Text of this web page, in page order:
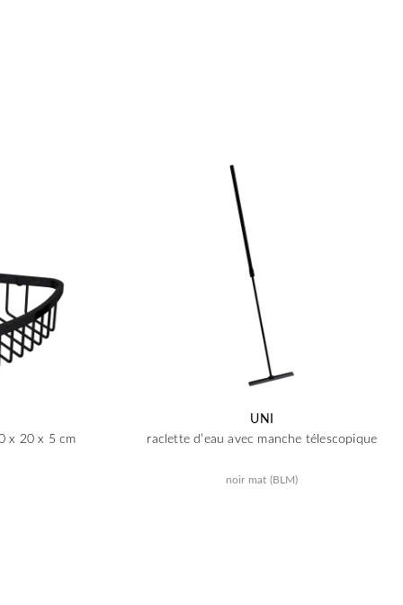
x 20 x 5 cm
UNI
raclette d’eau avec manche télescopique
noir mat (BLM)